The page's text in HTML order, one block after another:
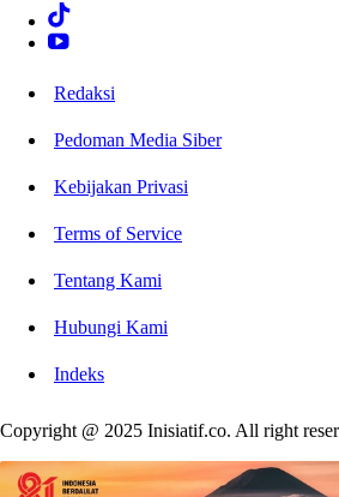
Redaksi
Pedoman Media Siber
Kebijakan Privasi
Terms of Service
Tentang Kami
Hubungi Kami
Indeks
Copyright @ 2025 Inisiatif.co. All right